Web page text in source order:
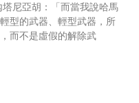
尼亞胡：「而當我說哈馬
型的武器、輕型武器，所
而不是虛假的解除武